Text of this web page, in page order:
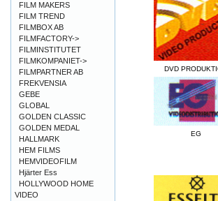
DVD
EG
FILM MAKERS
FILM TREND
FILMBOX AB
FILMFACTORY->
FILMINSTITUTET
FILMKOMPANIET->
FILMPARTNER AB
FREKVENSIA
GEBE
GLOBAL
GOLDEN CLASSIC
GOLDEN MEDAL
HALLMARK
HEM FILMS
HEMVIDEOFILM
Hjärter Ess
HOLLYWOOD HOME
VIDEO